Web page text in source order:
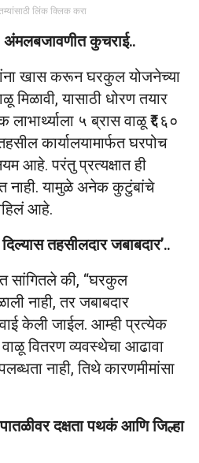
लिंक क्लिक करा
अंमलबजावणीत कुचराई..
खास करून घरकुल योजनेच्या
मिळावी, यासाठी धोरण तयार
५ ब्रास वाळू ₹६६०
कार्यालयामार्फत घरपोच
आहे. परंतु प्रत्यक्षात ही
नाही. यामुळे अनेक कुटुंबांचे
आहे.
तहसीलदार जबाबदार’..
सांगितले की, “घरकुल
नाही, तर जबाबदार
केली जाईल. आम्ही प्रत्येक
वितरण व्यवस्थेचा आढावा
नाही, तिथे कारणमीमांसा
दक्षता पथकं आणि जिल्हा